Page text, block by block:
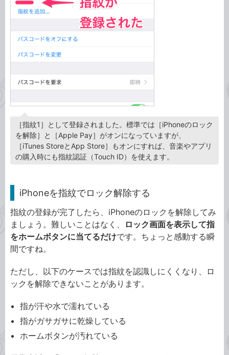
［指紋1］として登録されました。標準では［iPhoneのロック
を解除］と［Apple Pay］がオンになっていますが、
［iTunes StoreとApp Store］もオンにすれば、音楽やアプリ
の購入時にも指紋認証（Touch ID）を使えます。
iPhoneを指紋でロック解除する
指紋の登録が完了したら、iPhoneのロックを解除してみ
ましょう。難しいことはなく、
ロック画面を表示して指
をホームボタンに当てるだけです。ちょっと感動する瞬
間ですね。
ただし、以下のケースでは指紋を認識しにくくなり、ロ
ックを解除できないことがあります。
指が汗や水で濡れている
指がガサガサに乾燥している
ホームボタンが汚れている